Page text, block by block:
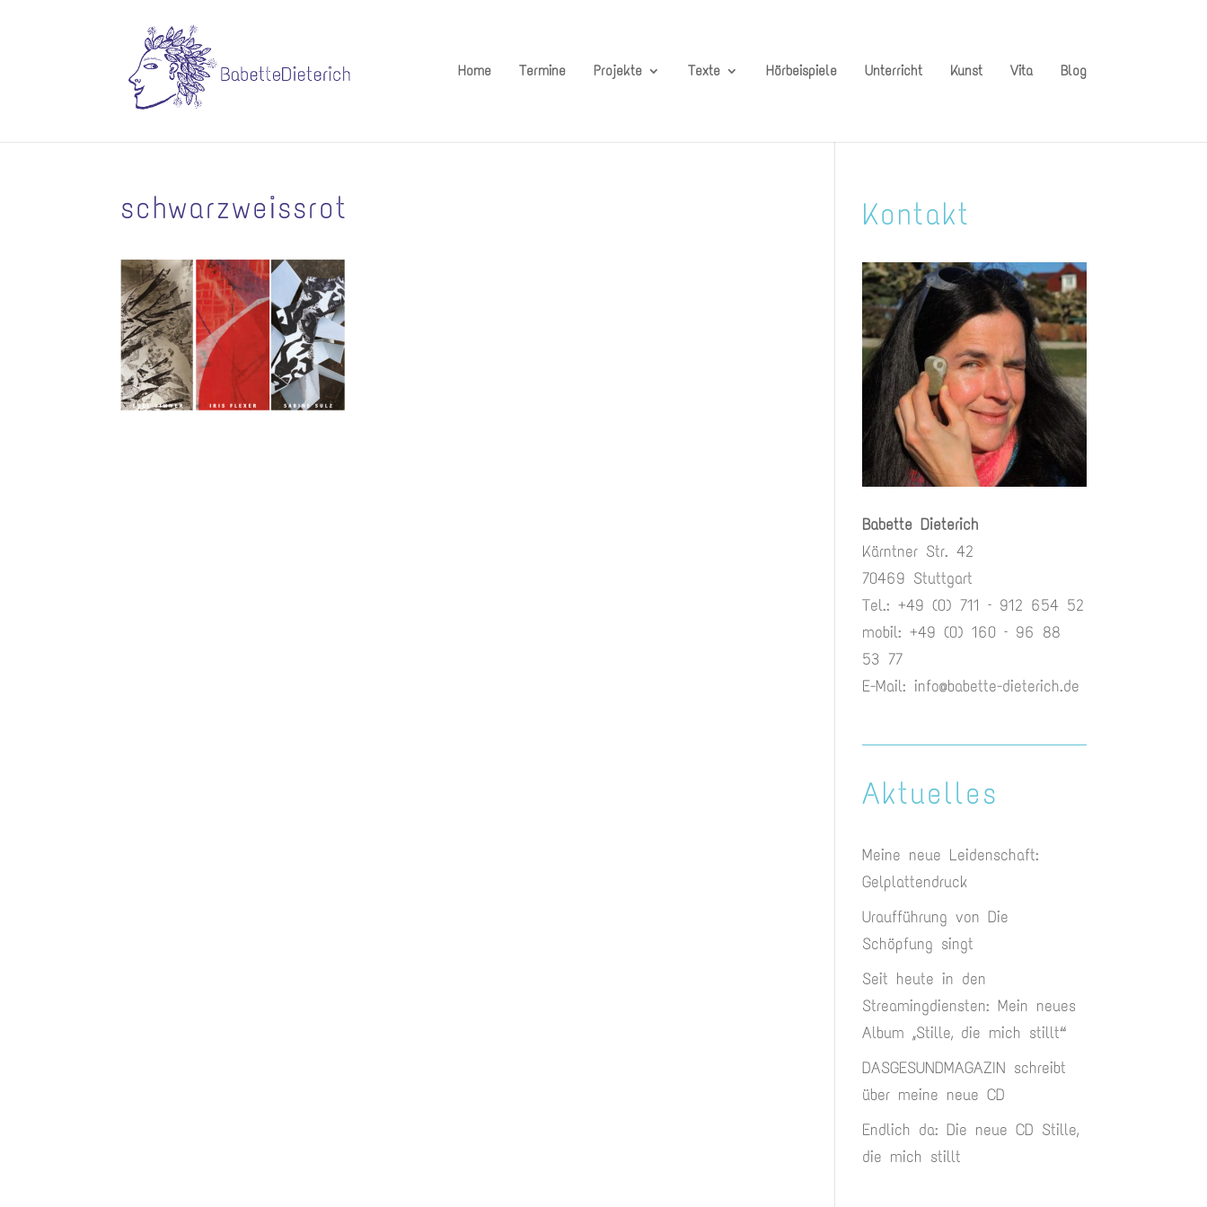
Home Termine Projekte Texte Hörbeispiele Unterricht Kunst Vita Blog
schwarzweissrot Kontakt
Babette Dieterich
Kärntner Str. 42
70469 Stuttgart
Tel.: +49 (0) 711 – 912 654 52
mobil: +49 (0) 160 – 96 88
53 77
E-Mail:info@babette-dieterich.de
Aktuelles
Meine neue Leidenschaft:
Gelplattendruck
Uraufführung von Die
Schöpfung singt
Seit heute in den
Streamingdiensten: Mein neues
Album „Stille, die mich stillt“
DASGESUNDMAGAZIN schreibt
über meine neue CD
Endlich da: Die neue CD Stille,
die mich stillt